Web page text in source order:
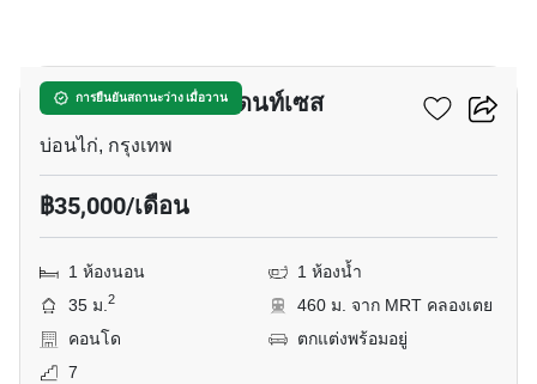
การยืนยันสถานะว่าง เมื่อวาน
เดอะ คราวน์ เรสซิเดนท์เซส
บ่อนไก่, กรุงเทพ
฿35,000/เดือน
1 ห้องนอน
1 ห้องน้ำ
35 ม.2
460 ม. จาก MRT คลองเตย
คอนโด
ตกแต่งพร้อมอยู่
7